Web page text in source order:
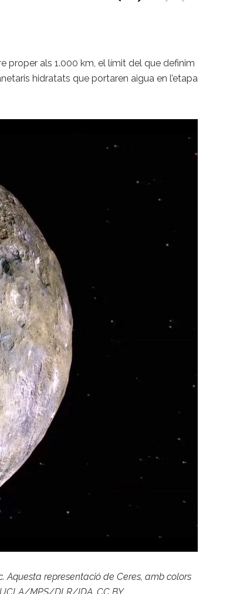
proper als 1.000 km, el límit del que definim
hidratats que portaren aigua en l’etapa
Aquesta representació de Ceres, amb colors